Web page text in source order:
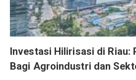
Investasi Hilirisasi di Riau:
Bagi Agroindustri dan